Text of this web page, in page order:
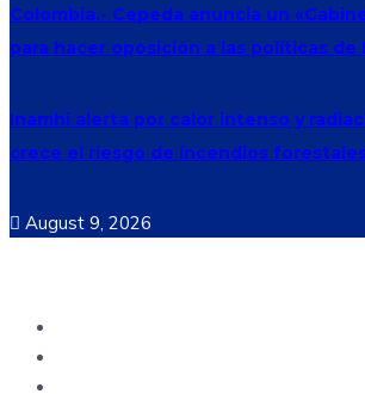
Colombia.- Cepeda anuncia un
para hacer oposición a las políticas de
Inamhi alerta por calor intenso y
crece el riesgo de incendios
August 9, 2026